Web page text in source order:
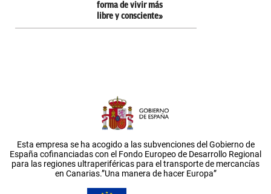
forma de vivir más
libre y consciente»
Esta empresa se ha acogido a las subvenciones del Gobierno de
España cofinanciadas con el Fondo Europeo de Desarrollo Regional
para las regiones ultraperiféricas para el transporte de mercancías
en Canarias.”Una manera de hacer Europa”